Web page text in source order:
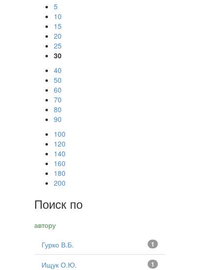
5
10
15
20
25
30
40
50
60
70
80
90
100
120
140
160
180
200
Поиск по
автору
1
Гурко В.Б.
1
Ищук О.Ю.